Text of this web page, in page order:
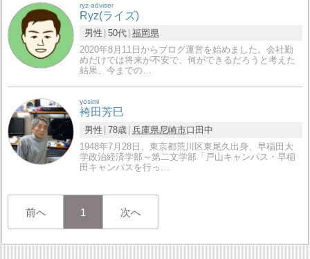
ryz-adviser
Ryz(ライズ)
男性 50代 福岡県
2020年8月11日からブログ運営を始めました。会社勤
めだけでは将来が不安で、何ができるだろうと考えた
結果、今までの…
yosimi
袴田芳巳
男性 78歳 兵庫県尼崎市口田中
1948年7月28日、東京都荒川区東尾久出身、早稲田大
学政治経済学部～第二文学部「戸山キャンパス・早稲
田キャンパスを行っ…
前へ 1 次へ